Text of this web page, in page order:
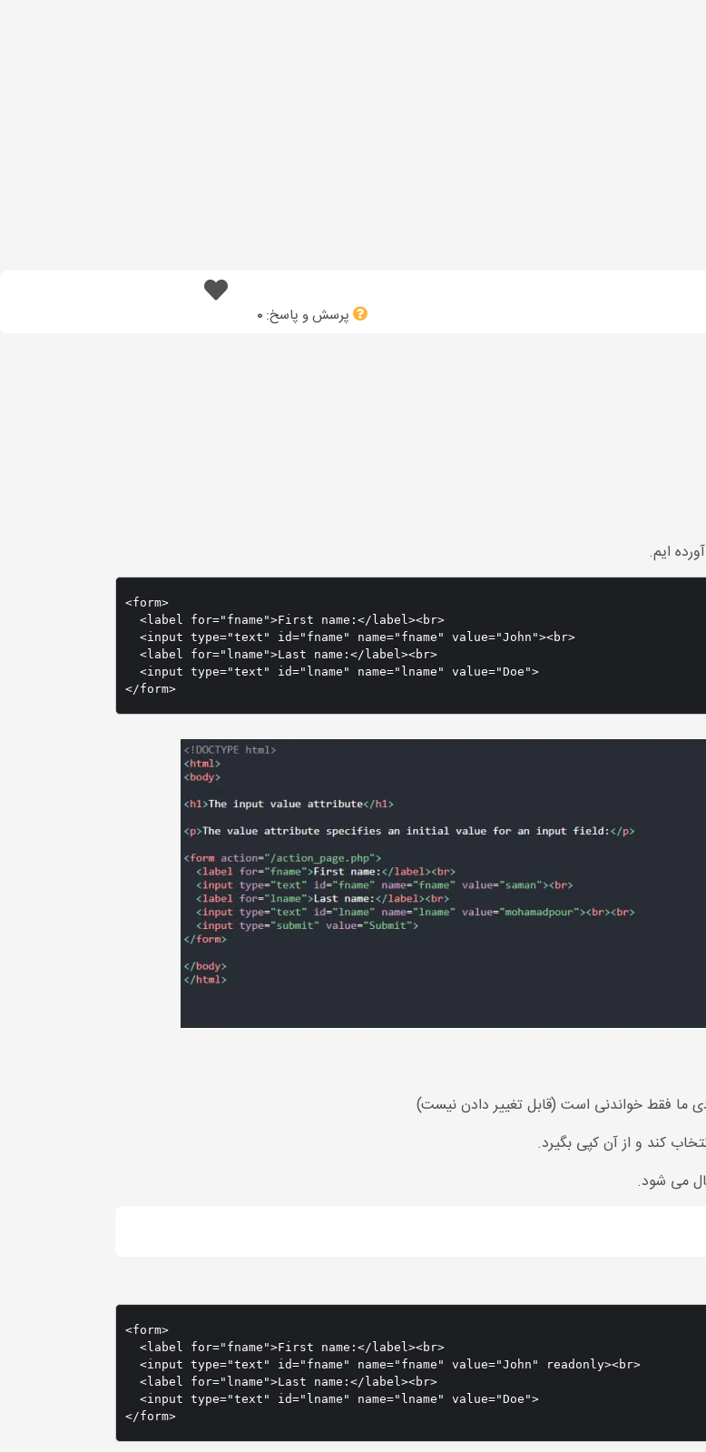
پرسش و پاسخ:0
ایم.
<form>
  <label for="fname">First name:</label><br>
  <input type="text" id="fname" name="fname" value="John"><br>
  <label for="lname">Last name:</label><br>
  <input type="text" id="lname" name="lname" value="Doe">
کند و از آن کپی بگیرد.
<form>
  <label for="fname">First name:</label><br>
  <input type="text" id="fname" name="fname" value="John" readonly><br>
  <label for="lname">Last name:</label><br>
  <input type="text" id="lname" name="lname" value="Doe">